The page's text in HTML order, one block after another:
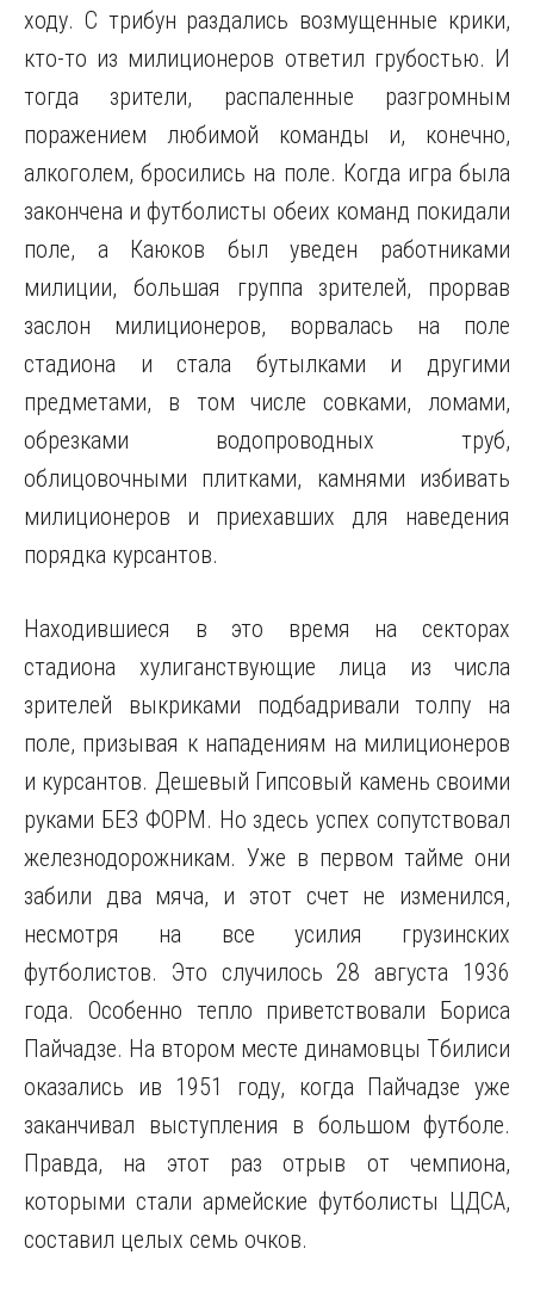
ходу. С трибун раздались возмущенные крики,
кто-то из милиционеров ответил грубостью. И
тогда зрители, распаленные разгромным
поражением любимой команды и, конечно,
алкоголем, бросились на поле. Когда игра была
закончена и футболисты обеих команд покидали
поле, а Каюков был уведен работниками
милиции, большая группа зрителей, прорвав
заслон милиционеров, ворвалась на поле
стадиона и стала бутылками и другими
предметами, в том числе совками, ломами,
обрезками водопроводных труб,
облицовочными плитками, камнями избивать
милиционеров и приехавших для наведения
порядка курсантов.
Находившиеся в это время на секторах
стадиона хулиганствующие лица из числа
зрителей выкриками подбадривали толпу на
поле, призывая к нападениям на милиционеров
и курсантов. Дешевый Гипсовый камень своими
руками БЕЗ ФОРМ. Но здесь успех сопутствовал
железнодорожникам. Уже в первом тайме они
забили два мяча, и этот счет не изменился,
несмотря на все усилия грузинских
футболистов. Это случилось 28 августа 1936
года. Особенно тепло приветствовали Бориса
Пайчадзе. На втором месте динамовцы Тбилиси
оказались ив 1951 году, когда Пайчадзе уже
заканчивал выступления в большом футболе.
Правда, на этот раз отрыв от чемпиона,
которыми стали армейские футболисты ЦДСА,
составил целых семь очков.